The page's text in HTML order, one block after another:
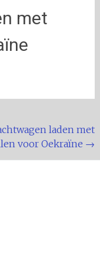
met
laden met
voor Oekraïne →